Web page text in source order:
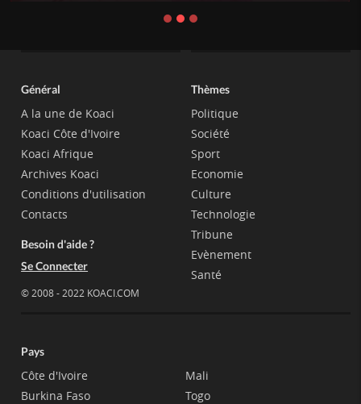
Général
A la une de Koaci
Koaci Côte d'Ivoire
Koaci Afrique
Archives Koaci
Conditions d'utilisation
Contacts
Besoin d'aide ?
Se Connecter
© 2008 - 2022 KOACI.COM
Thèmes
Politique
Société
Sport
Economie
Culture
Technologie
Tribune
Evènement
Santé
Pays
Côte d'Ivoire
Burkina Faso
Mali
Togo